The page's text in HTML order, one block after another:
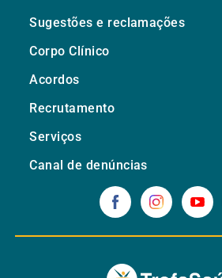
Sugestões e reclamações
Corpo Clínico
Acordos
Recrutamento
Serviços
Canal de denúncias